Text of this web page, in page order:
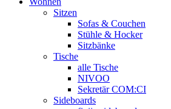
Sitzen
Sofas & Couchen
Stühle & Hocker
Sitzbänke
Tische
alle Tische
NIVOO
Sekretär COM:CI
Sideboards